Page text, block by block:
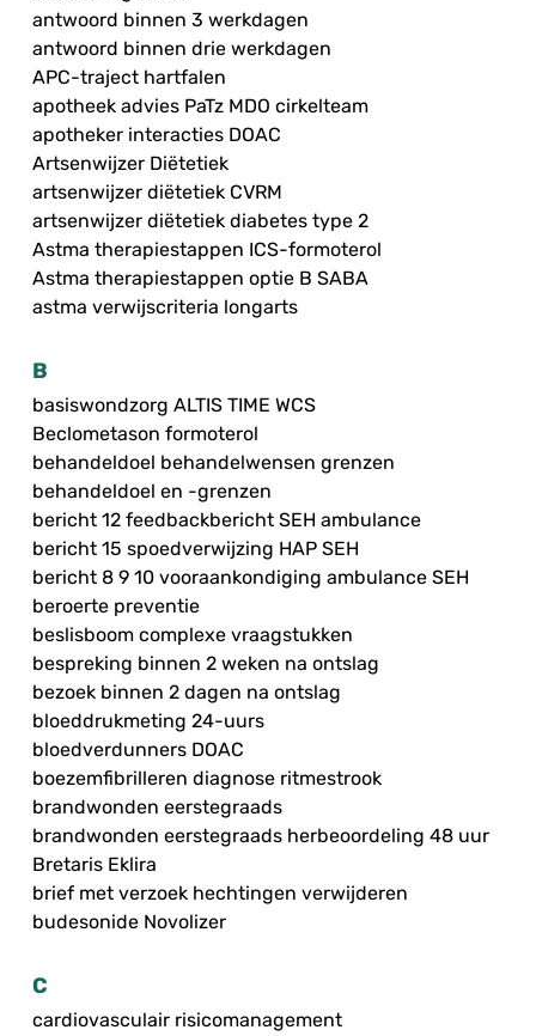
antwoord binnen 3 werkdagen
antwoord binnen drie werkdagen
APC-traject hartfalen
apotheek advies PaTz MDO cirkelteam
apotheker interacties DOAC
Artsenwijzer Diëtetiek
artsenwijzer diëtetiek CVRM
artsenwijzer diëtetiek diabetes type 2
Astma therapiestappen ICS-formoterol
Astma therapiestappen optie B SABA
astma verwijscriteria longarts
B
basiswondzorg ALTIS TIME WCS
Beclometason formoterol
behandeldoel behandelwensen grenzen
behandeldoel en -grenzen
bericht 12 feedbackbericht SEH ambulance
bericht 15 spoedverwijzing HAP SEH
bericht 8 9 10 vooraankondiging ambulance SEH
beroerte preventie
beslisboom complexe vraagstukken
bespreking binnen 2 weken na ontslag
bezoek binnen 2 dagen na ontslag
bloeddrukmeting 24-uurs
bloedverdunners DOAC
boezemfibrilleren diagnose ritmestrook
brandwonden eerstegraads
brandwonden eerstegraads herbeoordeling 48 uur
Bretaris Eklira
brief met verzoek hechtingen verwijderen
budesonide Novolizer
C
cardiovasculair risicomanagement